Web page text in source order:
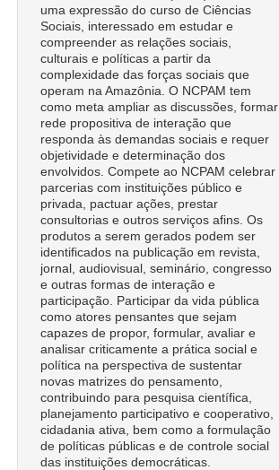
uma expressão do curso de Ciências
Sociais, interessado em estudar e
compreender as relações sociais,
culturais e políticas a partir da
complexidade das forças sociais que
operam na Amazônia. O NCPAM tem
como meta ampliar as discussões, formar
rede propositiva de interação que
responda às demandas sociais e requer
objetividade e determinação dos
envolvidos. Compete ao NCPAM celebrar
parcerias com instituições público e
privada, pactuar ações, prestar
consultorias e outros serviços afins. Os
produtos a serem gerados podem ser
identificados na publicação em revista,
jornal, audiovisual, seminário, congresso
e outras formas de interação e
participação. Participar da vida pública
como atores pensantes que sejam
capazes de propor, formular, avaliar e
analisar criticamente a prática social e
política na perspectiva de sustentar
novas matrizes do pensamento,
contribuindo para pesquisa científica,
planejamento participativo e cooperativo,
cidadania ativa, bem como a formulação
de políticas públicas e de controle social
das instituições democráticas.